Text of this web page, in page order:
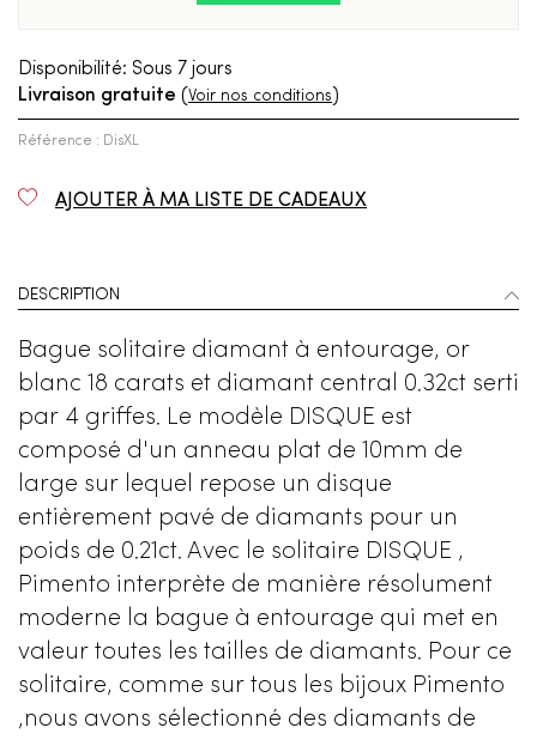
Disponibilité: Sous 7 jours
Livraison gratuite ( Voir nos conditions )
Référence : DisXL
AJOUTER À MA LISTE DE CADEAUX
DESCRIPTION
Bague solitaire diamant à entourage, or
blanc 18 carats et diamant central 0.32ct serti
par 4 griffes. Le modèle DISQUE est
composé d'un anneau plat de 10mm de
large sur lequel repose un disque
entièrement pavé de diamants pour un
poids de 0.21ct. Avec le solitaire DISQUE ,
Pimento interprète de manière résolument
moderne la bague à entourage qui met en
valeur toutes les tailles de diamants. Pour ce
solitaire, comme sur tous les bijoux Pimento
,nous avons sélectionné des diamants de